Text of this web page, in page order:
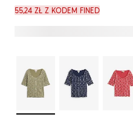
55,24 zł z kodem FINED